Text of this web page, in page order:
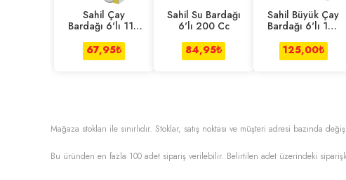
Sahil Çay
Bardağı 6'lı 110
67,95₺
Sahil Su Bardağı
6'lı 200 Cc
84,95₺
Sahil Büyük Çay
Bardağı 6'lı 165
125,00₺
Mağaza stokları ile sınırlıdır. Stoklar, satış noktası ve müşteri adresi bazında
Bu üründen en fazla 100 adet sipariş verilebilir. Belirtilen adet üzerindeki